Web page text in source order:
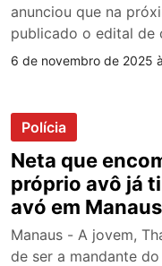
anunciou que na
publicado o edital de
6 de novembro de 2025
Polícia
Neta que
próprio avô já
avó em Manaus
Manaus - A jovem,
de ser a mandante